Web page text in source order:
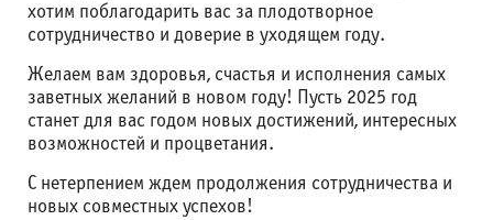
хотим поблагодарить вас за плодотворное
сотрудничество и доверие в уходящем году.
Желаем вам здоровья, счастья и исполнения самых
заветных желаний в новом году! Пусть 2025 год
станет для вас годом новых достижений, интересных
возможностей и процветания.
С нетерпением ждем продолжения сотрудничества и
новых совместных успехов!